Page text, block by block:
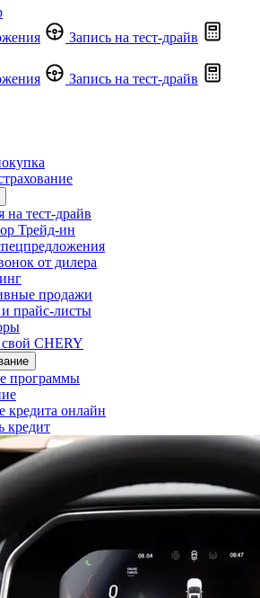
Запись на тест-драйв
Запись на тест-драйв
на тест-драйв
Трейд-ин
от дилера
продажи
прайс-листы
CHERY
программы
кредита онлайн
кредит